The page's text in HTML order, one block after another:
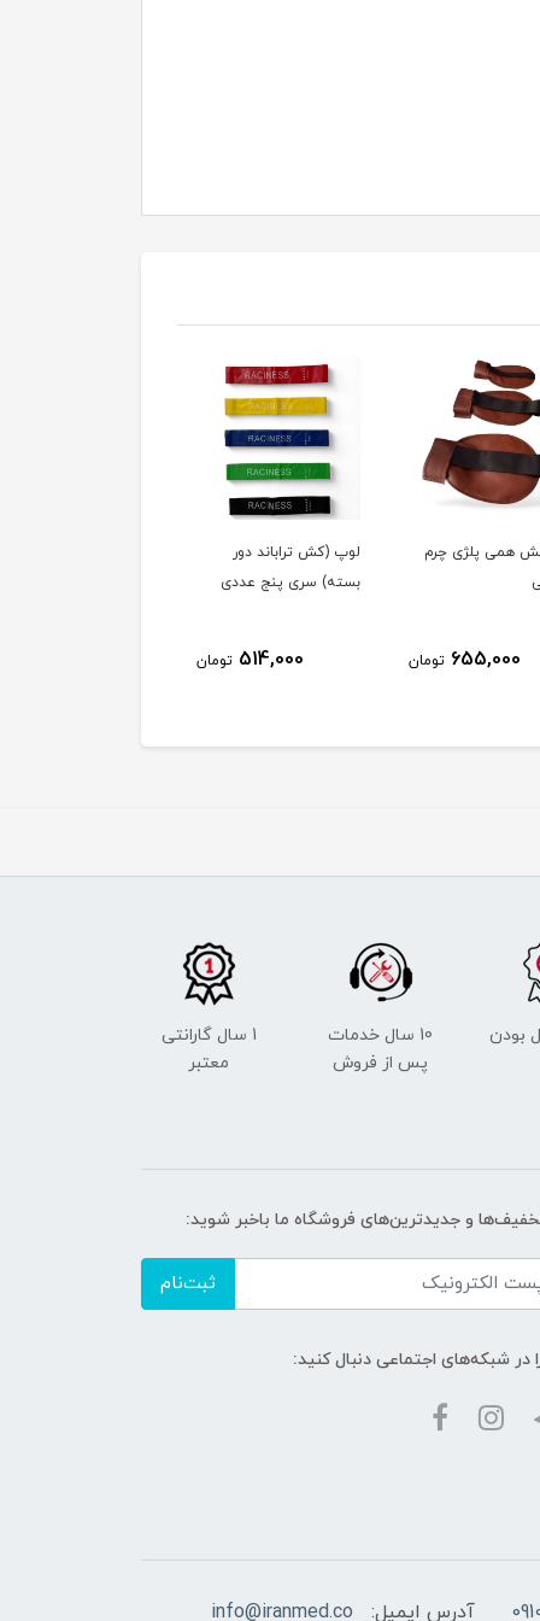
همی پلژی چرم
655,000 تومان
لوپ (کش تراباند دور
بسته) سری پنج عددی
514,000 تومان
بودن
10 سال خدمات
پس از فروش
1 سال گارانتی
معتبر
و جدیدترین‌های فروشگاه ما باخبر شوید:
ثبت‌نام
در شبکه‌های اجتماعی دنبال کنید:
آدرس ایمیل: info@iranmed.co